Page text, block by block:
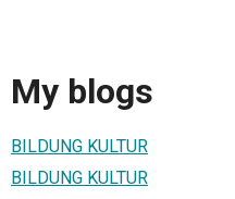
My blogs
BILDUNG KULTUR
BILDUNG KULTUR